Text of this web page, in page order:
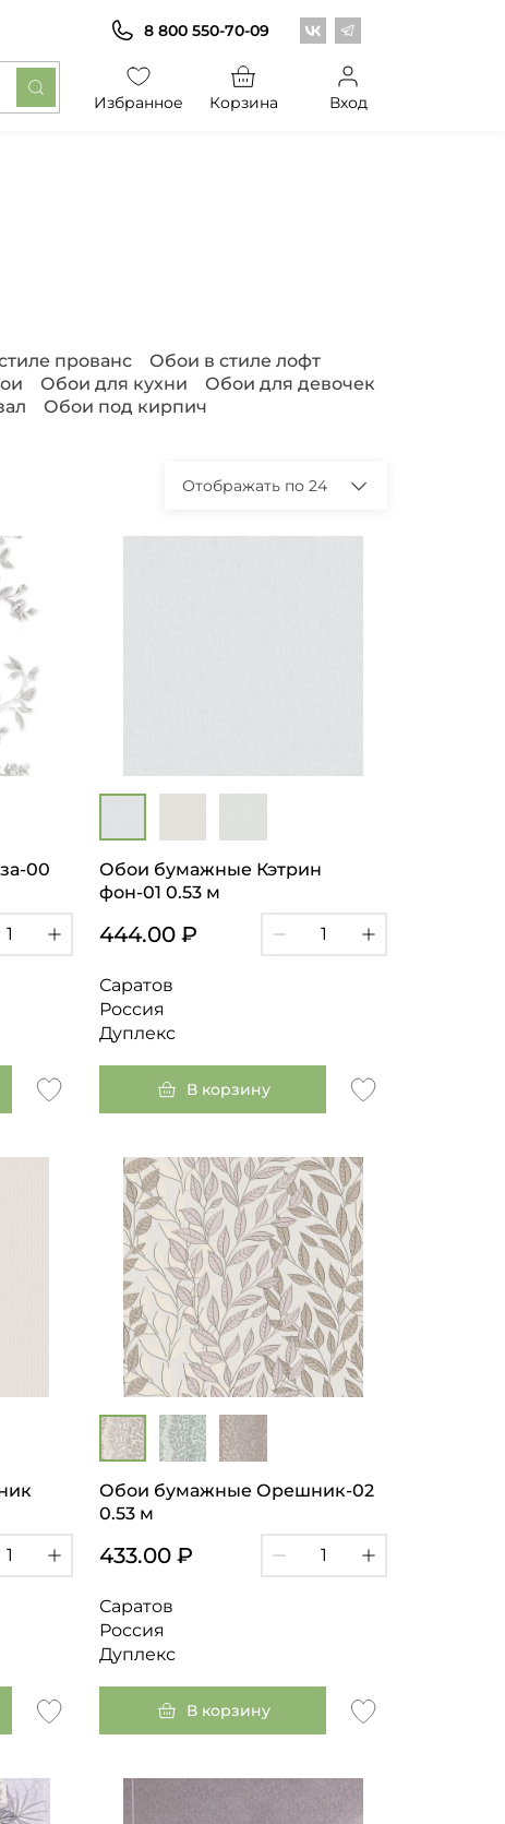
Центр обоев во
Центр обоев в
8 800 550-70-09
Избранное Корзина Вход
прованс
Обои в стиле лофт
Обои для кухни
Обои для девочек
Обои под кирпич
Отображать по 24
00
Обои бумажные Кэтрин
фон-01 0.53 м
444.00 ₽
Саратов
Россия
Дуплекс
В корзину
Обои бумажные Орешник-02
0.53 м
433.00 ₽
Саратов
Россия
Дуплекс
В корзину